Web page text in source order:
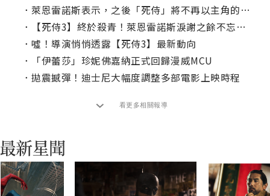
． 萊恩雷諾斯表示，之後「死侍」將不再以主角的身分出現？
．
【死侍3】終於殺青！萊恩雷諾斯淚謝之餘不忘搞笑
． 噓！導演悄悄透露【死侍3】最新動向
．
「伊蕾莎」珍妮佛嘉納正式回歸漫威MCU
． 拋震撼彈！迪士尼大幅度調整多部電影上映時程
看更多相關報導